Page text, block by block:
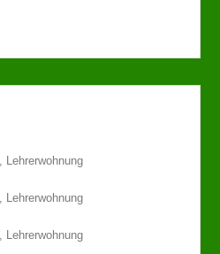
, Lehrerwohnung
, Lehrerwohnung
, Lehrerwohnung